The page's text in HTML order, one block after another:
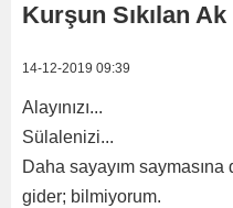
Kurşun Sıkılan
14-12-2019 09:39
Alayınızı...
Sülalenizi...
Daha sayayım saymasına
gider; bilmiyorum.